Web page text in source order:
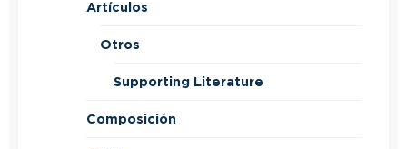
Artículos
Otros
Supporting Literature
Composición